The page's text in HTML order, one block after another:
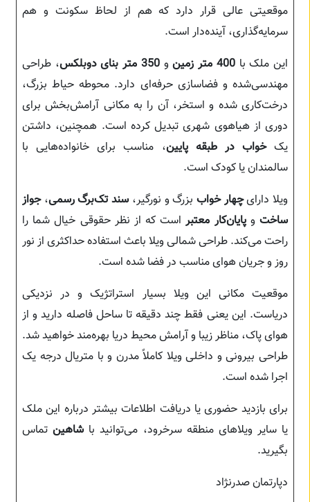
موقعیتی عالی قرار دارد که هم از لحاظ سکونت و هم
سرمایه‌گذاری، آینده‌دار است.
این ملک با400 متر زمین و350 متر بنای دوبلکس
، طراحی
مهندسی‌شده و فضاسازی حرفه‌ای دارد. محوطه حیاط بزرگ،
درخت‌کاری شده و استخر، آن را به مکانی آرامش‌بخش برای
دوری از هیاهوی شهری تبدیل کرده است. همچنین، داشتن
یکخواب در طبقه پایین، مناسب برای خانواده‌هایی با
سالمندان یا کودک است.
ویلا دارایچهار خواب بزرگ و نورگیر، سند تک‌برگ رسمی،جواز
ساختوپایان‌کار معتبراست که از نظر حقوقی خیال شما را
راحت می‌کند. طراحی شمالی ویلا باعث استفاده حداکثری از نور
روز و جریان هوای مناسب در فضا شده است.
موقعیت مکانی این ویلا بسیار استراتژیک و در نزدیکی
دریاست. این یعنی فقط چند دقیقه تا ساحل فاصله دارید و از
هوای پاک، مناظر زیبا و آرامش محیط دریا بهره‌مند خواهید شد.
طراحی بیرونی و داخلی ویلا کاملاً مدرن و با متریال درجه یک
اجرا شده است.
برای بازدید حضوری یا دریافت اطلاعات بیشتر درباره این ملک
یا سایر ویلاهای منطقه سرخرود، می‌توانید با شاهینتماس
بگیرید.
دپارتمان صدرنژاد